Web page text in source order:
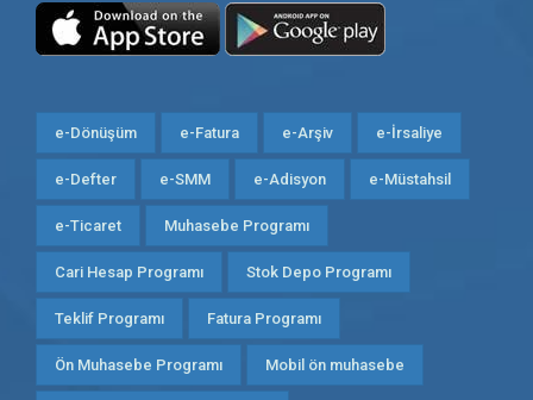
e-Dönüşüm e-Fatura e-Arşiv e-İrsaliye
e-Defter e-SMM e-Adisyon e-Müstahsil
e-Ticaret Muhasebe Programı
Cari Hesap Programı Stok Depo Programı
Teklif Programı Fatura Programı
Ön Muhasebe Programı Mobil ön muhasebe